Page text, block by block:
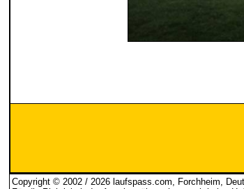
Copyright © 2002 / 2026 laufspass.com, Forchheim,